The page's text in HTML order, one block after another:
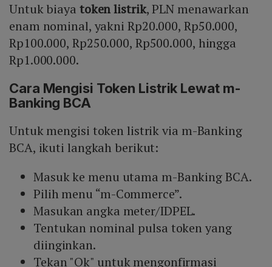
Untuk biaya token listrik, PLN menawarkan
enam nominal, yakni Rp20.000, Rp50.000,
Rp100.000, Rp250.000, Rp500.000, hingga
Rp1.000.000.
Cara Mengisi Token Listrik Lewat m-
Banking BCA
Untuk mengisi token listrik via m-Banking
BCA, ikuti langkah berikut:
Masuk ke menu utama m-Banking BCA.
Pilih menu “m-Commerce”.
Masukan angka meter/IDPEL.
Tentukan nominal pulsa token yang
diinginkan.
Tekan "Ok" untuk mengonfirmasi